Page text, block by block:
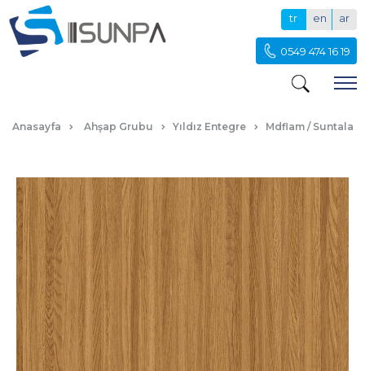
tr en ar
0549 474 16 19
Anasayfa Ahşap Grubu Yıldız Entegre Mdflam / Suntalam